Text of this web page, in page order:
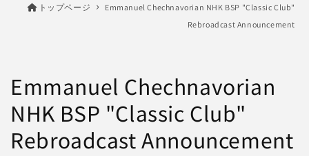
トップページ
Emmanuel Chechnavorian NHK BSP "Classic Club"
Rebroadcast Announcement
Emmanuel Chechnavorian
NHK BSP "Classic Club"
Rebroadcast Announcement